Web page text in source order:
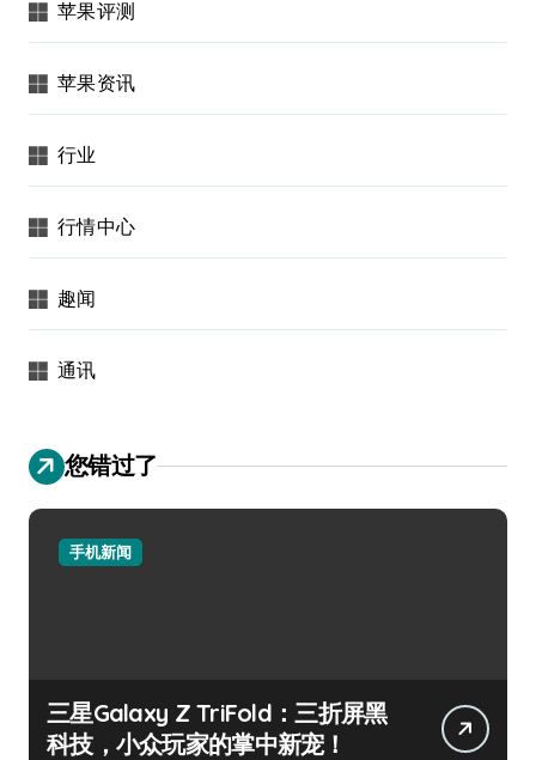
苹果评测
苹果资讯
行业
行情中心
趣闻
通讯
您错过了
手机新闻
三星Galaxy Z TriFold：三折屏黑
科技，小众玩家的掌中新宠！